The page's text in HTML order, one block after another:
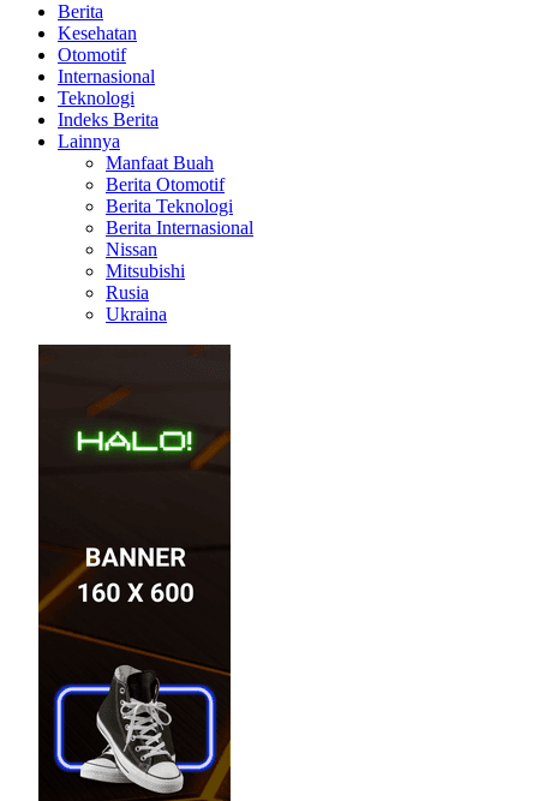
Berita
Kesehatan
Otomotif
Internasional
Teknologi
Indeks Berita
Lainnya
Manfaat Buah
Berita Otomotif
Berita Teknologi
Berita Internasional
Nissan
Mitsubishi
Rusia
Ukraina